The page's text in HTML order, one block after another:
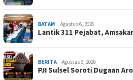
BATAM Agustus 6, 2026
Lantik 311 Pejabat,
BERITA Agustus 6, 2026
PJI Sulsel Soroti Dugaan